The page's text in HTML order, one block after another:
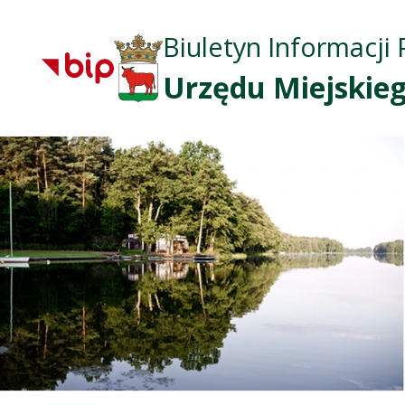
Biuletyn Informacji
Urzędu